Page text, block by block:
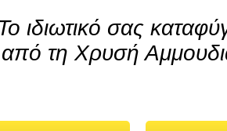
ιδιωτικό σας
τη Χρυσή